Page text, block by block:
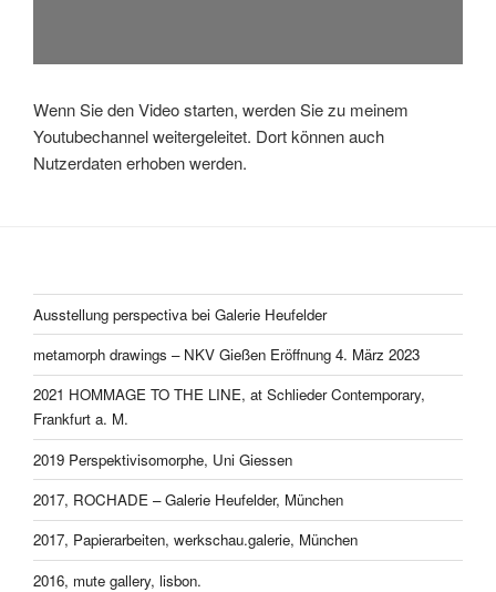
Wenn Sie den Video starten, werden Sie zu meinem
Youtubechannel weitergeleitet. Dort können auch
Nutzerdaten erhoben werden.
Ausstellung perspectiva bei Galerie Heufelder
metamorph drawings – NKV Gießen Eröffnung 4. März 2023
2021 HOMMAGE TO THE LINE, at Schlieder Contemporary,
Frankfurt a. M.
2019 Perspektivisomorphe, Uni Giessen
2017, ROCHADE – Galerie Heufelder, München
2017, Papierarbeiten, werkschau.galerie, München
2016, mute gallery, lisbon.